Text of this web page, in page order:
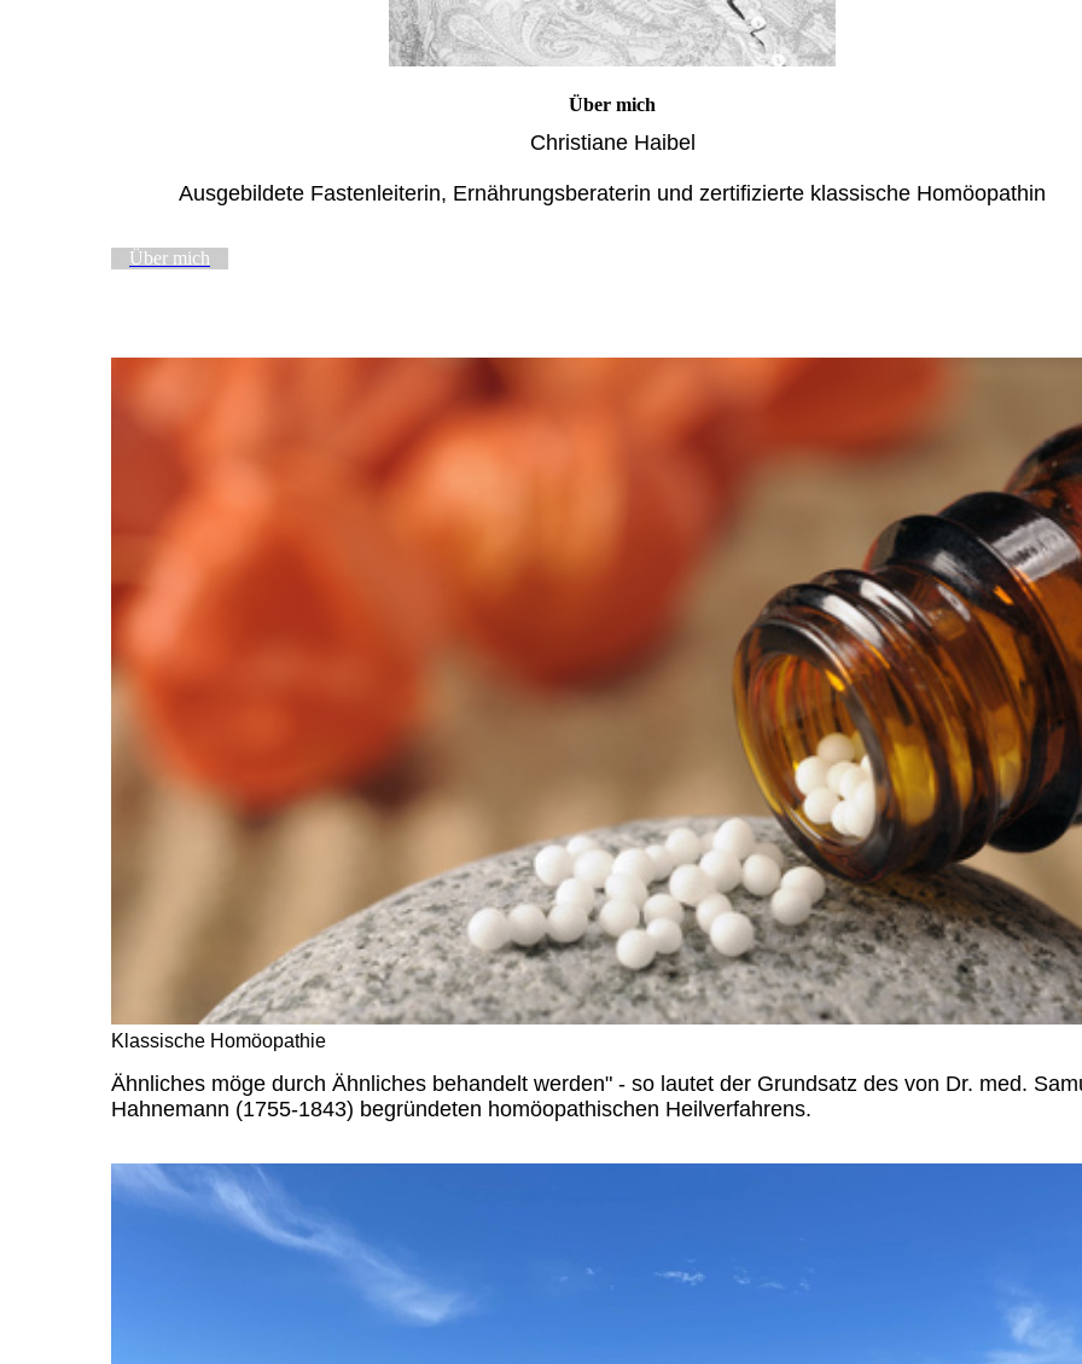
Über mich
Christiane Haibel
Ausgebildete Fastenleiterin, Ernährungsberaterin und zertifizierte klassische Homöopathin
Über mich
Klassische Homöopathie
Ähnliches möge durch Ähnliches behandelt werden" - so lautet der Grundsatz des von Dr. med.
Hahnemann (1755-1843) begründeten homöopathischen Heilverfahrens.